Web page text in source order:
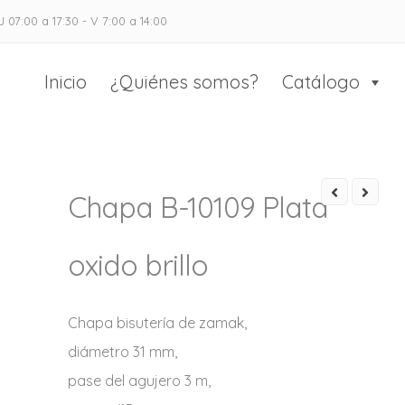
07:00 a 17:30 - V 7:00 a 14:00
el calzado y marroquinería
Inicio ¿Quiénes somos? Catálogo
Chapa B-10109 Plata
oxido brillo
Chapa bisutería de zamak,
diámetro 31 mm,
pase del agujero 3 m,